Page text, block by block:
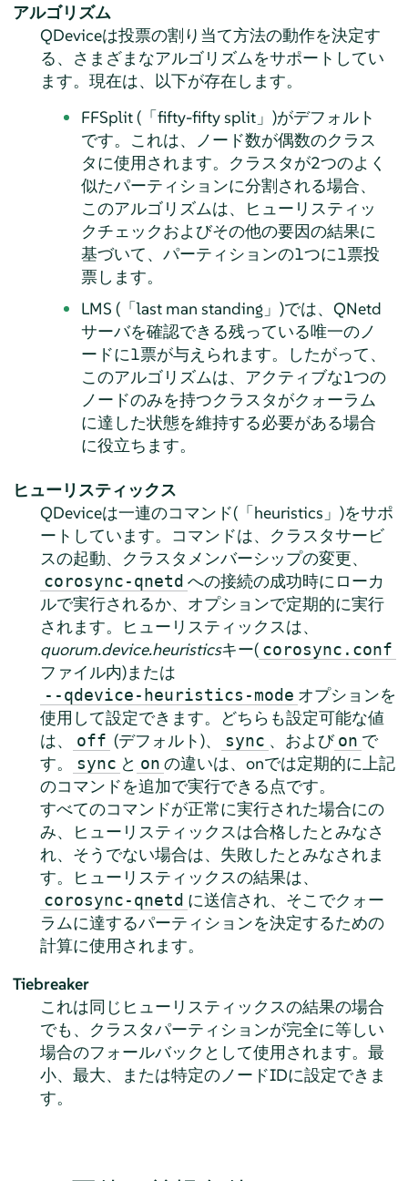
アルゴリズム
QDeviceは投票の割り当て方法の動作を決定す
る、さまざまなアルゴリズムをサポートしてい
ます。現在は、以下が存在します。
FFSplit (「fifty-fifty split」 )がデフォルト
です。これは、ノード数が偶数のクラス
タに使用されます。クラスタが2つのよく
似たパーティションに分割される場合、
このアルゴリズムは、ヒューリスティッ
クチェックおよびその他の要因の結果に
基づいて、パーティションの1つに1票投
票します。
LMS (「last man standing」 )では、QNetd
サーバを確認できる残っている唯一のノ
ードに1票が与えられます。したがって、
このアルゴリズムは、アクティブな1つの
ノードのみを持つクラスタがクォーラム
に達した状態を維持する必要がある場合
に役立ちます。
ヒューリスティックス
QDeviceは一連のコマンド(「heuristics 」 )をサポ
ートしています。コマンドは、クラスタサービ
スの起動、クラスタメンバーシップの変更、
corosync-qnetd への接続の成功時にローカ
ルで実行されるか、オプションで定期的に実行
されます。ヒューリスティックスは、
quorum.device.heuristicsキー( corosync.conf
ファイル内)または
--qdevice-heuristics-mode オプションを
使用して設定できます。どちらも設定可能な値
は、
off (デフォルト)、 sync 、および on で
す。
sync と on の違いは、onでは定期的に上記
のコマンドを追加で実行できる点です。
すべてのコマンドが正常に実行された場合にの
み、ヒューリスティックスは合格したとみなさ
れ、そうでない場合は、失敗したとみなされま
す。ヒューリスティックスの結果は、
corosync-qnetd に送信され、そこでクォー
ラムに達するパーティションを決定するための
計算に使用されます。
Tiebreaker
これは同じヒューリスティックスの結果の場合
でも、クラスタパーティションが完全に等しい
場合のフォールバックとして使用されます。最
小、最大、または特定のノードIDに設定できま
す。